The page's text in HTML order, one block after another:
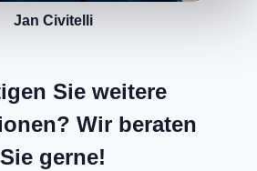
Jan Civitelli
Sie weitere
Wir beraten
Sie gerne!